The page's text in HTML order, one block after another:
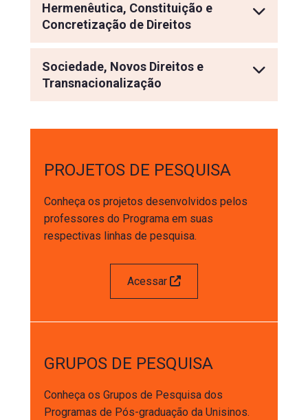
Hermenêutica, Constituição e
Concretização de Direitos
Sociedade, Novos Direitos e
Transnacionalização
PROJETOS DE PESQUISA
Conheça os projetos desenvolvidos pelos
professores do Programa em suas
respectivas linhas de pesquisa.
Acessar
GRUPOS DE PESQUISA
Conheça os Grupos de Pesquisa dos
Programas de Pós-graduação da Unisinos.